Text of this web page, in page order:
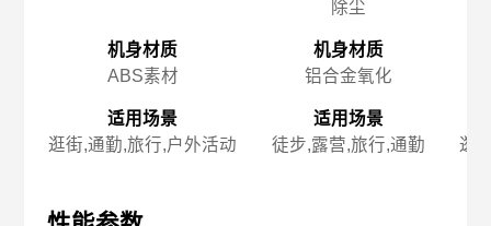
机身材质
ABS素材
适用场景
逛街,通勤,旅行,户外活动
除尘
机身材质
铝合金氧化
适用场景
徒步,露营,旅行,通勤
逛